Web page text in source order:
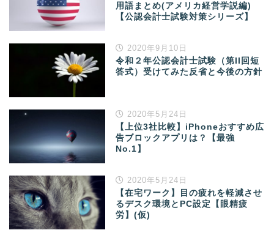
用語まとめ(アメリカ経営学説編)
【公認会計士試験対策シリーズ】
2020年9月10日
令和２年公認会計士試験（第II回短
答式）受けてみた反省と今後の方針
2020年5月24日
【上位3社比較】iPhoneおすすめ広
告ブロックアプリは？【最強
No.1】
2020年5月24日
【在宅ワーク】目の疲れを軽減させ
るデスク環境とPC設定【眼精疲
労】(仮)